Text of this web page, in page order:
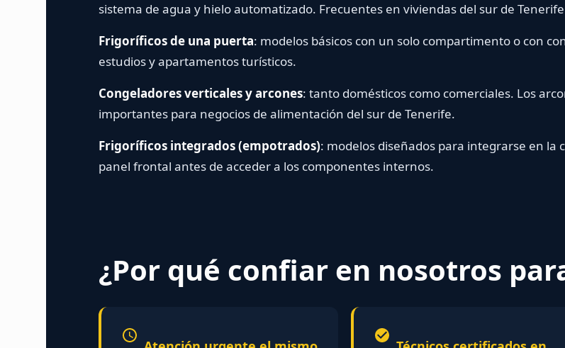
sistema de agua y hielo automatizado. Frecuentes en viviendas del sur de
Frigoríficos de una puerta: modelos básicos con un solo compartimento o con
estudios y apartamentos turísticos.
Congeladores verticales y arcones: tanto domésticos como comerciales. Los
importantes para negocios de alimentación del sur de Tenerife.
Frigoríficos integrados (empotrados): modelos diseñados para integrarse en la
panel frontal antes de acceder a los componentes internos.
¿Por qué confiar en nosotros